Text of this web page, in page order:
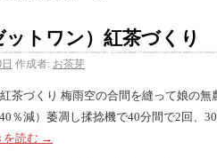
ットワン）紅茶づくり
作成者: お茶芽
茶づくり 梅雨空の合間を縫って娘の
％減）萎凋し揉捻機で40分間で2回、
を読む →